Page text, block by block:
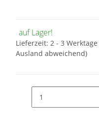
auf Lager!
Lieferzeit: 2 - 3 Werktage
Ausland abweichend)